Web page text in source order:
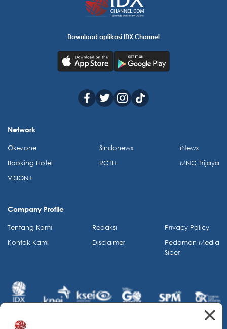
Download aplikasi IDX Channel
Network
Okezone
Booking Hotel
VISION+
Sindonews
RCTI+
iNews
MNC Trijaya
Company Profile
Tentang Kami
Kontak Kami
Redaksi
Disclaimer
Privacy Policy
Pedoman Media
Siber